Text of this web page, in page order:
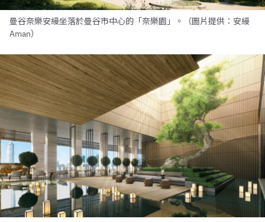
曼谷奈樂安縵坐落於曼谷市中心的「奈樂園」。（圖片提供：安縵
Aman）